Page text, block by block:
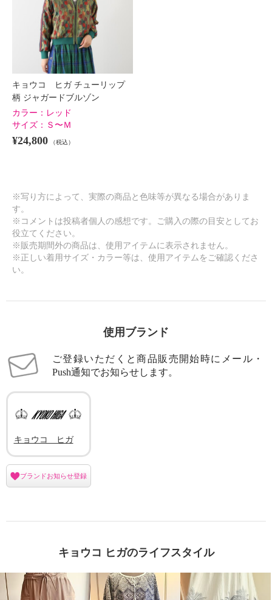
キョウコ ヒガ チューリップ
柄 ジャガードブルゾン
カラー： レッド
サイズ： Ｓ〜Ｍ
¥24,800 （税込）
※写り方によって、実際の商品と色味等が異なる場合がありま
す。
※コメントは投稿者個人の感想です。ご購入の際の目安としてお
役立てください。
※販売期間外の商品は、使用アイテムに表示されません。
※正しい着用サイズ・カラー等は、使用アイテムをご確認くださ
い。
使用ブランド
ご登録いただくと商品販売開始時にメール・
Push通知でお知らせします。
キョウコ ヒガ
ブランドお知らせ登録
キョウコ ヒガのライフスタイル